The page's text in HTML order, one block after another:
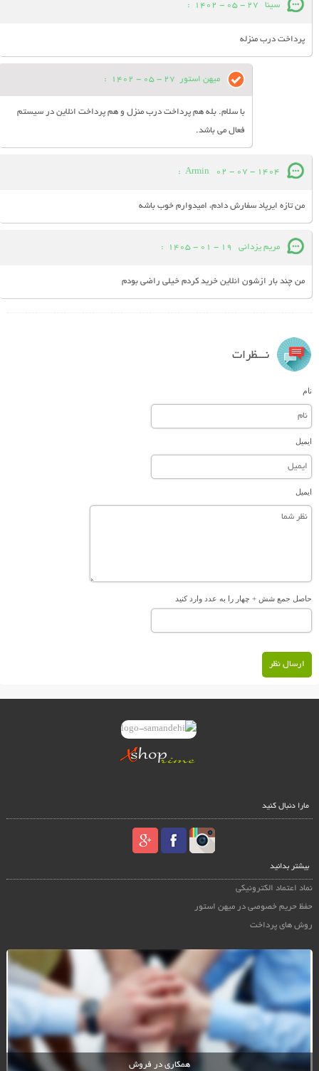
سینا 27 - 05 - 1402
:
پرداخت درب منزله
میهن استور 27 - 05 - 1402
:
با سلام. بله هم پرداخت درب منزل و هم پرداخت انلاین در سیستم
فعال می باشد.
Armin 02 - 07 - 1404
:
من تازه ایرپاد سفارش دادم، امیدوارم خوب باشه
مریم یزدانی 19 - 01 - 1405
:
من چند بار ازشون انلاین خرید کردم خیلی راضی بودم
نـــظرات
نام
ایمیل
ایمیل
حاصل جمع شش + چهار را به عدد وارد کنید
ارسال نظر
مارا دنبال کنید
بیشتر بدانید
نماد اعتماد الکترونیکی
حفظ حریم خصوصی در میهن استور
روش های پرداخت
همکاری در فروش